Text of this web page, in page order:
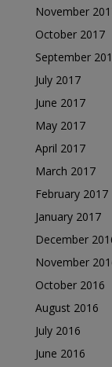
November
October 2017
September
July 2017
June 2017
May 2017
April 2017
March 2017
February 2017
January 2017
December
November
October 2016
August 2016
July 2016
June 2016